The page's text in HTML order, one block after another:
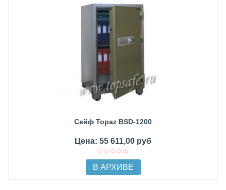
Сейф Topaz BSD-1200
Цена: 55 611,00 руб
В АРХИВЕ